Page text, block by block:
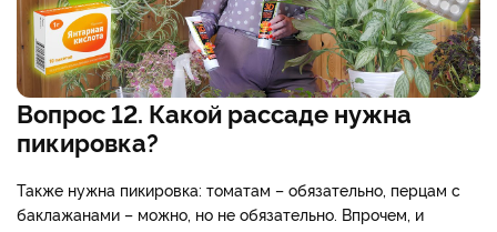
Вопрос 12. Какой рассаде нужна
пикировка?
Также нужна пикировка: томатам – обязательно, перцам с
баклажанами – можно, но не обязательно. Впрочем, и